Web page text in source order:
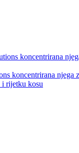
koncentrirana njega
i rijetku kosu